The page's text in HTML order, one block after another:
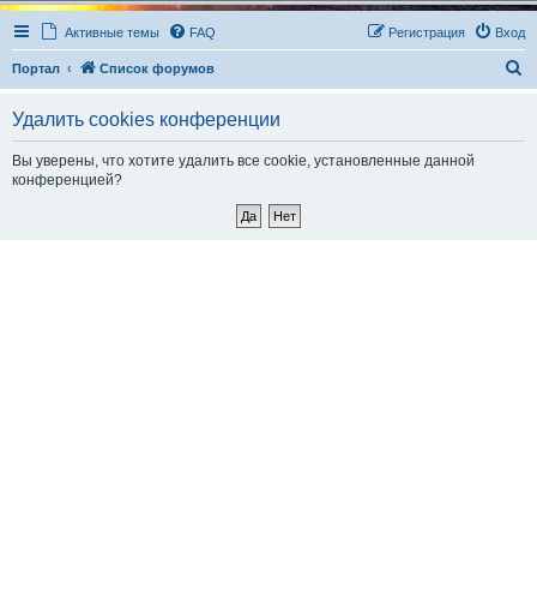
Активные темы FAQ Вход
Регистрация
Портал Список форумов
Удалить cookies конференции
Вы уверены, что хотите удалить все cookie, установленные данной
конференцией?